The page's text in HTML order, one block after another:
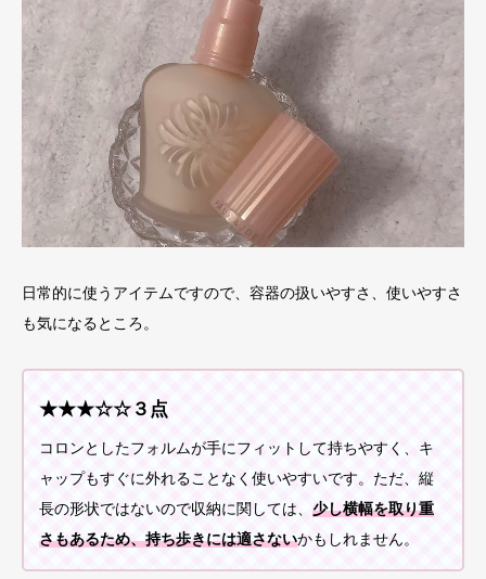
日常的に使うアイテムですので、容器の扱いやすさ、使いやすさ
も気になるところ。
★★★☆☆３点
コロンとしたフォルムが手にフィットして持ちやすく、キ
ャップもすぐに外れることなく使いやすいです。ただ、縦
長の形状ではないので収納に関しては、 少し横幅を取り重
さもあるため、持ち歩きには適さないかもしれません。